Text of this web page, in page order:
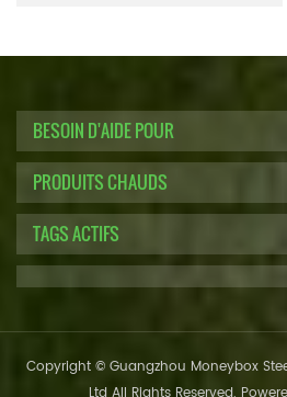
BESOIN D'AIDE POUR
PRODUITS CHAUDS
TAGS ACTIFS
Copyright © Guangzhou Moneybox